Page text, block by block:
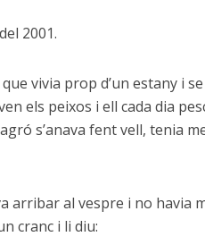
2001.
vivia prop d’un estany i
els peixos i ell cada dia
s’anava fent vell, tenia
arribar al vespre i no havia
cranc i li diu: